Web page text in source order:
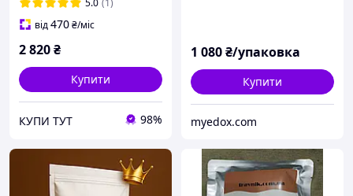
5.0 (1)
від470₴/міс
2 820₴
Купити
КУПИ ТУТ 98%
1 080₴/упаковка
Купити
myedox.com